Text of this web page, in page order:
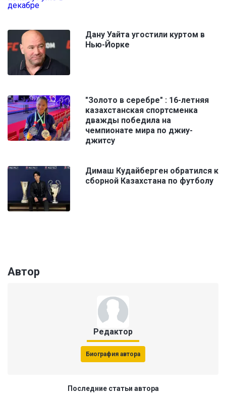
Дану Уайта угостили куртом в
Нью-Йорке
"Золото в серебре" : 16-летняя
казахстанская спортсменка
дважды победила на
чемпионате мира по джиу-
джитсу
Димаш Кудайберген обратился к
сборной Казахстана по футболу
Автор
Редактор
Биография автора
Последние статьи автора